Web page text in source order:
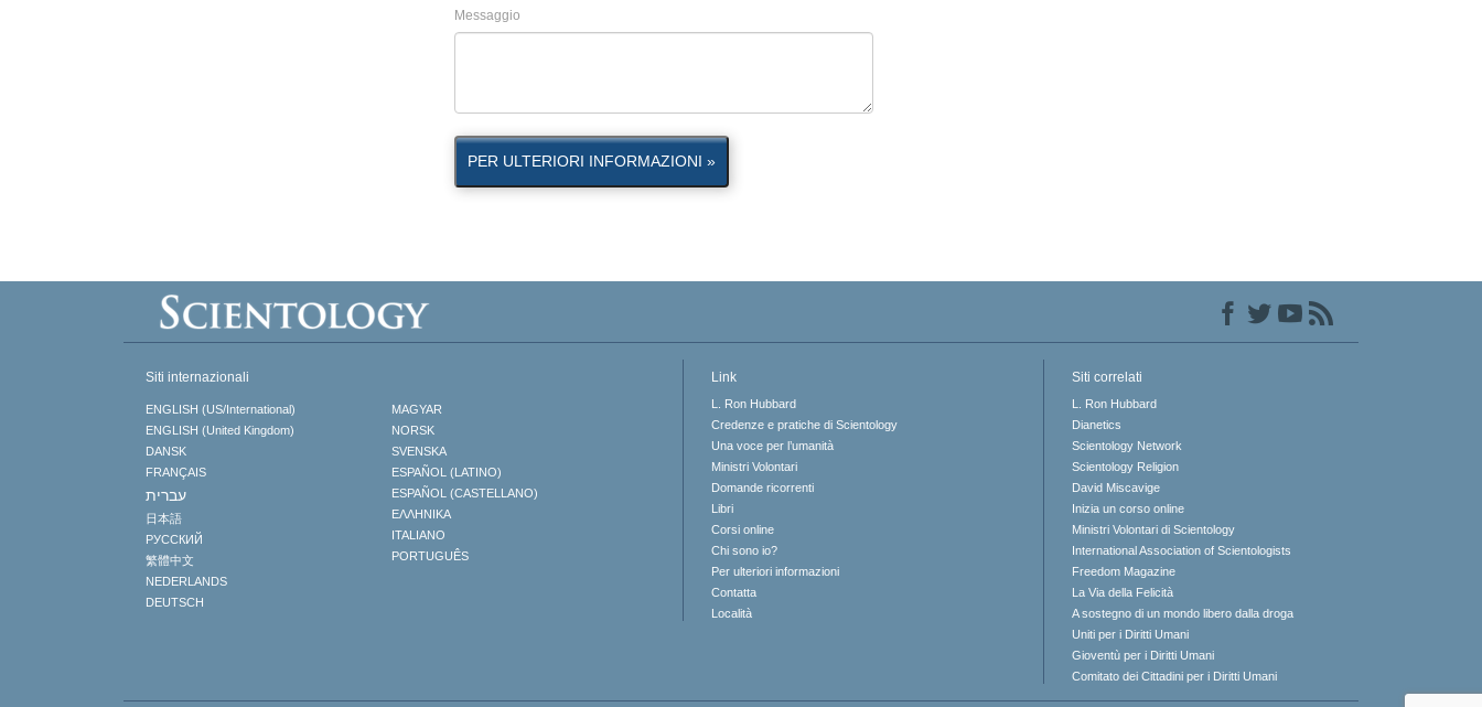
Messaggio
PER ULTERIORI INFORMAZIONI »
Siti internazionali
ENGLISH (US/International)
ENGLISH (United Kingdom)
DANSK
FRANÇAIS
עברית
日本語
РУССКИЙ
繁體中文
NEDERLANDS
DEUTSCH
MAGYAR
NORSK
SVENSKA
ESPAÑOL (LATINO)
ESPAÑOL (CASTELLANO)
ΕΛΛΗΝΙΚA
ITALIANO
PORTUGUÊS
Link
L. Ron Hubbard
Credenze e pratiche di Scientology
Una voce per l’umanità
Ministri Volontari
Domande ricorrenti
Libri
Corsi online
Chi sono io?
Per ulteriori informazioni
Contatta
Località
Siti correlati
L. Ron Hubbard
Dianetics
Scientology Network
Scientology Religion
David Miscavige
Inizia un corso online
Ministri Volontari di Scientology
International Association of Scientologists
Freedom Magazine
La Via della Felicità
A sostegno di un mondo libero dalla droga
Uniti per i Diritti Umani
Gioventù per i Diritti Umani
Comitato dei Cittadini per i Diritti Umani